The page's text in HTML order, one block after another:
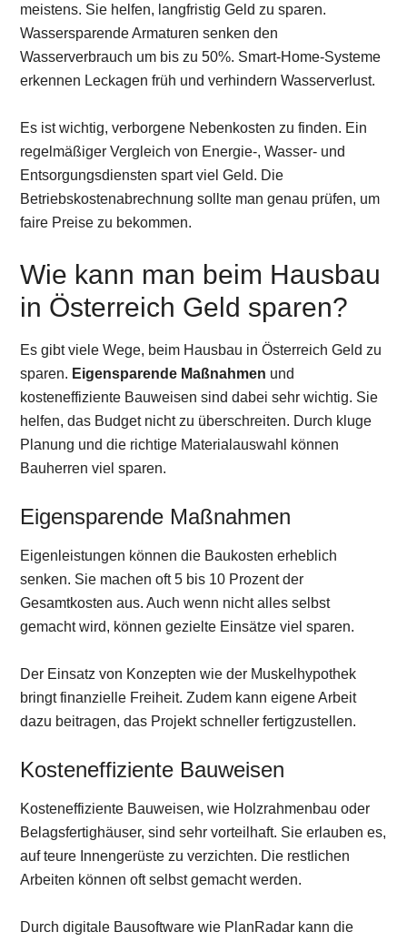
meistens. Sie helfen, langfristig Geld zu sparen.
Wassersparende Armaturen senken den
Wasserverbrauch um bis zu 50%. Smart-Home-Systeme
erkennen Leckagen früh und verhindern Wasserverlust.
Es ist wichtig, verborgene Nebenkosten zu finden. Ein
regelmäßiger Vergleich von Energie-, Wasser- und
Entsorgungsdiensten spart viel Geld. Die
Betriebskostenabrechnung sollte man genau prüfen, um
faire Preise zu bekommen.
Wie kann man beim Hausbau
in Österreich Geld sparen?
Es gibt viele Wege, beim Hausbau in Österreich Geld zu
sparen. Eigensparende Maßnahmen und
kosteneffiziente Bauweisen sind dabei sehr wichtig. Sie
helfen, das Budget nicht zu überschreiten. Durch kluge
Planung und die richtige Materialauswahl können
Bauherren viel sparen.
Eigensparende Maßnahmen
Eigenleistungen können die Baukosten erheblich
senken. Sie machen oft 5 bis 10 Prozent der
Gesamtkosten aus. Auch wenn nicht alles selbst
gemacht wird, können gezielte Einsätze viel sparen.
Der Einsatz von Konzepten wie der Muskelhypothek
bringt finanzielle Freiheit. Zudem kann eigene Arbeit
dazu beitragen, das Projekt schneller fertigzustellen.
Kosteneffiziente Bauweisen
Kosteneffiziente Bauweisen, wie Holzrahmenbau oder
Belagsfertighäuser, sind sehr vorteilhaft. Sie erlauben es,
auf teure Innengerüste zu verzichten. Die restlichen
Arbeiten können oft selbst gemacht werden.
Durch digitale Bausoftware wie PlanRadar kann die